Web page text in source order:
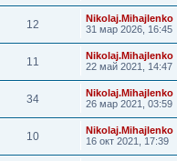
12
Nikolaj.Mihajlenko
31 мар 2026, 16:45
11
Nikolaj.Mihajlenko
22 май 2021, 14:47
34
Nikolaj.Mihajlenko
26 мар 2021, 03:59
10
Nikolaj.Mihajlenko
16 окт 2021, 17:39